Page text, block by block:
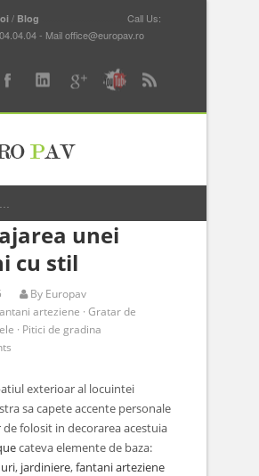
/ Blog
Call Us:
- Mail office@europav.ro
unei
cu stil
By Europav
arteziene · Gratar de
· Pitici de gradina
exterioar al locuintei
sa capete accente personale
de folosit in decorarea acestuia
cateva elemente de baza:
, jardiniere,fantani arteziene